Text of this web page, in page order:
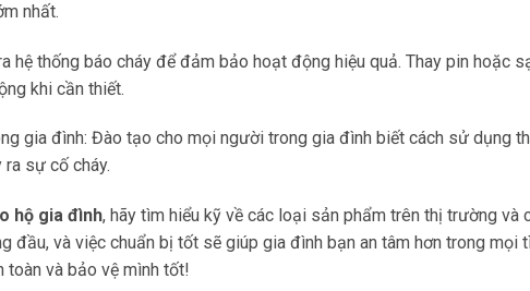
nhất.
hệ thống báo cháy để đảm bảo hoạt động hiệu quả. Thay pin hoặc
khi cần thiết.
gia đình: Đào tạo cho mọi người trong gia đình biết cách sử dụng
sự cố cháy.
hộ gia đình, hãy tìm hiểu kỹ về các loại sản phẩm trên thị trường và
đầu, và việc chuẩn bị tốt sẽ giúp gia đình bạn an tâm hơn trong mọi
toàn và bảo vệ mình tốt!